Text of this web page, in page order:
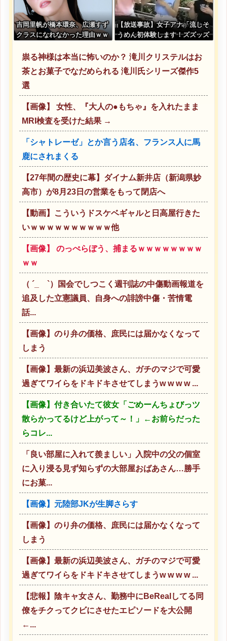
吉岡里帆が橋本環奈、広瀬すず
クラスになれなかった理由ｗｗ
【放送事故】女子アナ「流しそ
うめん初体験します！ズズッズ
祟る神様は本当に怖いのか？ 滝川クリステルはお
茶とお菓子でなだめられる 滝川氏シリーズ傑作5
選
【画像】 女性、『大人の●もちゃ』を入れたまま
MRI検査を受けた結果 →
「シャトレーゼ」とか言う店名、フランス人に馬
鹿にされまくる
【27年間の歴史に幕】ダイナム新井店（新潟県妙
高市）が8月23日の営業をもって閉店へ
【動画】こういうドスケベギャルと日高屋行きた
いｗｗｗｗｗｗｗｗｗｗ他
【画像】 のっぺらぼう、捕まるｗｗｗｗｗｗｗｗ
ｗｗ
（ ´_ゝ`）国会でしつこく週刊誌の中傷動画報道を
追及した立憲議員、自身への誹謗中傷・苦情電
話...
【画像】のり弁の価格、庶民には届かなくなって
しまう
【画像】最新の浜辺美波さん、ガチのマジで可愛
過ぎてワイらをドキドキさせてしまうw w w w ...
【画像】付き合いたて彼女「ごめーんちょびっツ
散らかってるけど上がって～！」←お前らだった
らコレ...
「良い部屋に入れて羨ましい」入院中の父の個室
に入り浸る見ず知らずの大部屋おばあさん…勝手
にお菓...
【画像】元陸部JKが生脚さらす
【画像】のり弁の価格、庶民には届かなくなって
しまう
【画像】最新の浜辺美波さん、ガチのマジで可愛
過ぎてワイらをドキドキさせてしまうw w w w ...
【悲報】陰キャ女さん、勤務中にBeRealしてる同
僚をチクってクビにさせたエピソードを大公開
←...